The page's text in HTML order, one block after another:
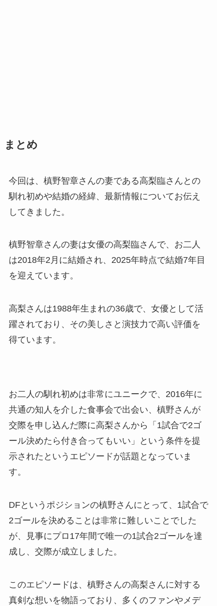
まとめ
今回は、槙野智章さんの妻である高梨臨さんとの
馴れ初めや結婚の経緯、最新情報についてお伝え
してきました。
槙野智章さんの妻は女優の高梨臨さんで、お二人
は2018年2月に結婚され、2025年時点で結婚7年目
を迎えています。
高梨さんは1988年生まれの36歳で、女優として活
躍されており、その美しさと演技力で高い評価を
得ています。
お二人の馴れ初めは非常にユニークで、2016年に
共通の知人を介した食事会で出会い、槙野さんが
交際を申し込んだ際に高梨さんから「1試合で2ゴ
ール決めたら付き合ってもいい」という条件を提
示されたというエピソードが話題となっていま
す。
DFというポジションの槙野さんにとって、1試合で
2ゴールを決めることは非常に難しいことでした
が、見事にプロ17年間で唯一の1試合2ゴールを達
成し、交際が成立しました。
このエピソードは、槙野さんの高梨さんに対する
真剣な想いを物語っており、多くのファンやメデ